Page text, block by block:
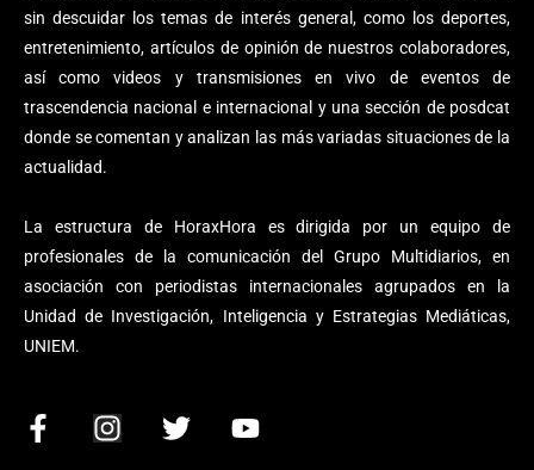
sin descuidar los temas de interés general, como los deportes,
entretenimiento, artículos de opinión de nuestros colaboradores,
así como videos y transmisiones en vivo de eventos de
trascendencia nacional e internacional y una sección de posdcat
donde se comentan y analizan las más variadas situaciones de la
actualidad.
La estructura de HoraxHora es dirigida por un equipo de
profesionales de la comunicación del Grupo Multidiarios, en
asociación con periodistas internacionales agrupados en la
Unidad de Investigación, Inteligencia y Estrategias Mediáticas,
UNIEM.
F
I
T
Y